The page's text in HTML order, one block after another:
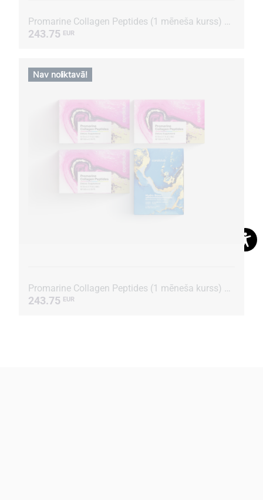
Promarine Collagen Peptides (1 mēneša kurss) & Skin Harmony Biocellulose Facial Mask (5 sašē pac...
243.75 EUR
Promarine Collagen Peptides (1 mēneša kurss) & Hydro Boost Biocellulose Facial Mask (5 sašē pac...
243.75 EUR
Nav noliktavā!